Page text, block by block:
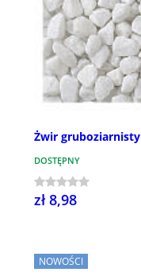
Żwir
DOSTĘPNY
zł 8,98
NOWOŚCI